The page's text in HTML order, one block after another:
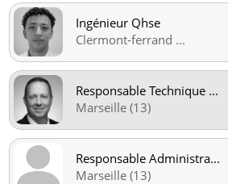
Ingénieur Qhse
Clermont-ferrand ...
Responsable Technique ...
Marseille (13)
Responsable Administra...
Marseille (13)